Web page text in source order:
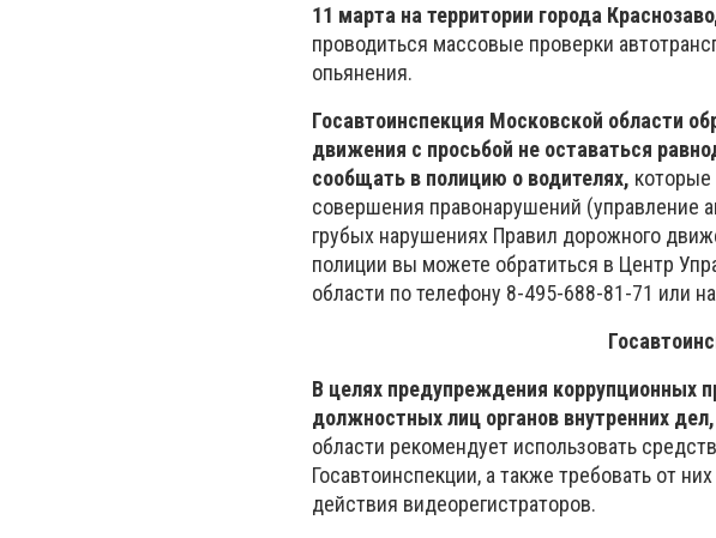
11 марта на территории города
проводиться массовые проверки
опьянения.
Госавтоинспекция Московской области
движения с просьбой не оставаться
сообщать в полицию о водителях, которые
совершения правонарушений (управление
грубых нарушениях Правил дорожного
полиции вы можете обратиться в Центр
области по телефону 8-495-688-81-71 или
В целях предупреждения коррупционных
должностных лиц органов внутренних дел,
области рекомендует использовать
Госавтоинспекции, а также требовать от
действия видеорегистраторов.